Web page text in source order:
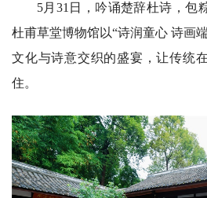
5月31日，吟诵楚辞杜诗，包
杜甫草堂博物馆以“诗润童心 诗画
文化与诗意交织的盛宴，让传统
住。